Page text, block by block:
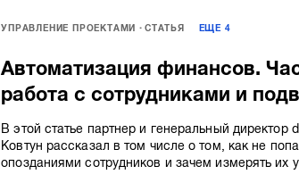
УПРАВЛЕНИЕ ПРОЕКТАМИ СТАТЬЯ ЕЩЕ 4
Автоматизация финансов.
работа с сотрудниками и
В этой статье партнер и генеральный директор
Ковтун рассказал в том числе о том, как не
опозданиями сотрудников и зачем измерять их